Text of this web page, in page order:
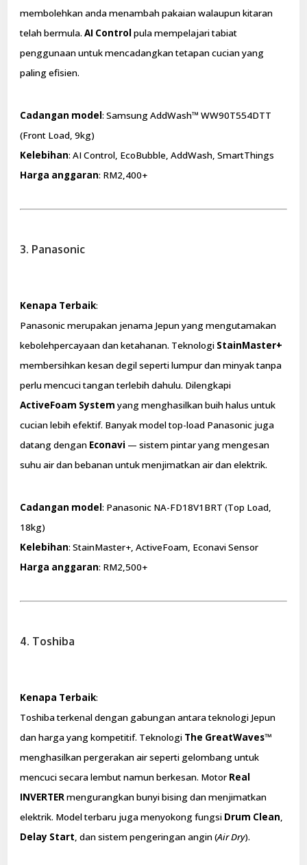
membolehkan anda menambah pakaian walaupun kitaran
telah bermula.AI Control pula mempelajari tabiat
penggunaan untuk mencadangkan tetapan cucian yang
paling efisien.
Cadangan model: Samsung AddWash™ WW90T554DTT
(Front Load, 9kg)
Kelebihan: AI Control, EcoBubble, AddWash, SmartThings
Harga anggaran: RM2,400+
3. Panasonic
Kenapa Terbaik:
Panasonic merupakan jenama Jepun yang mengutamakan
kebolehpercayaan dan ketahanan. Teknologi StainMaster+
membersihkan kesan degil seperti lumpur dan minyak tanpa
perlu mencuci tangan terlebih dahulu. Dilengkapi
ActiveFoam System yang menghasilkan buih halus untuk
cucian lebih efektif. Banyak model top-load Panasonic juga
datang dengan Econavi — sistem pintar yang mengesan
suhu air dan bebanan untuk menjimatkan air dan elektrik.
Cadangan model: Panasonic NA-FD18V1BRT (Top Load,
18kg)
Kelebihan: StainMaster+, ActiveFoam, Econavi Sensor
Harga anggaran: RM2,500+
4. Toshiba
Kenapa Terbaik:
Toshiba terkenal dengan gabungan antara teknologi Jepun
dan harga yang kompetitif. Teknologi The GreatWaves™
menghasilkan pergerakan air seperti gelombang untuk
mencuci secara lembut namun berkesan. Motor Real
INVERTERmengurangkan bunyi bising dan menjimatkan
elektrik. Model terbaru juga menyokong fungsi Drum Clean
Delay Start , dan sistem pengeringan angin (Air Dry).